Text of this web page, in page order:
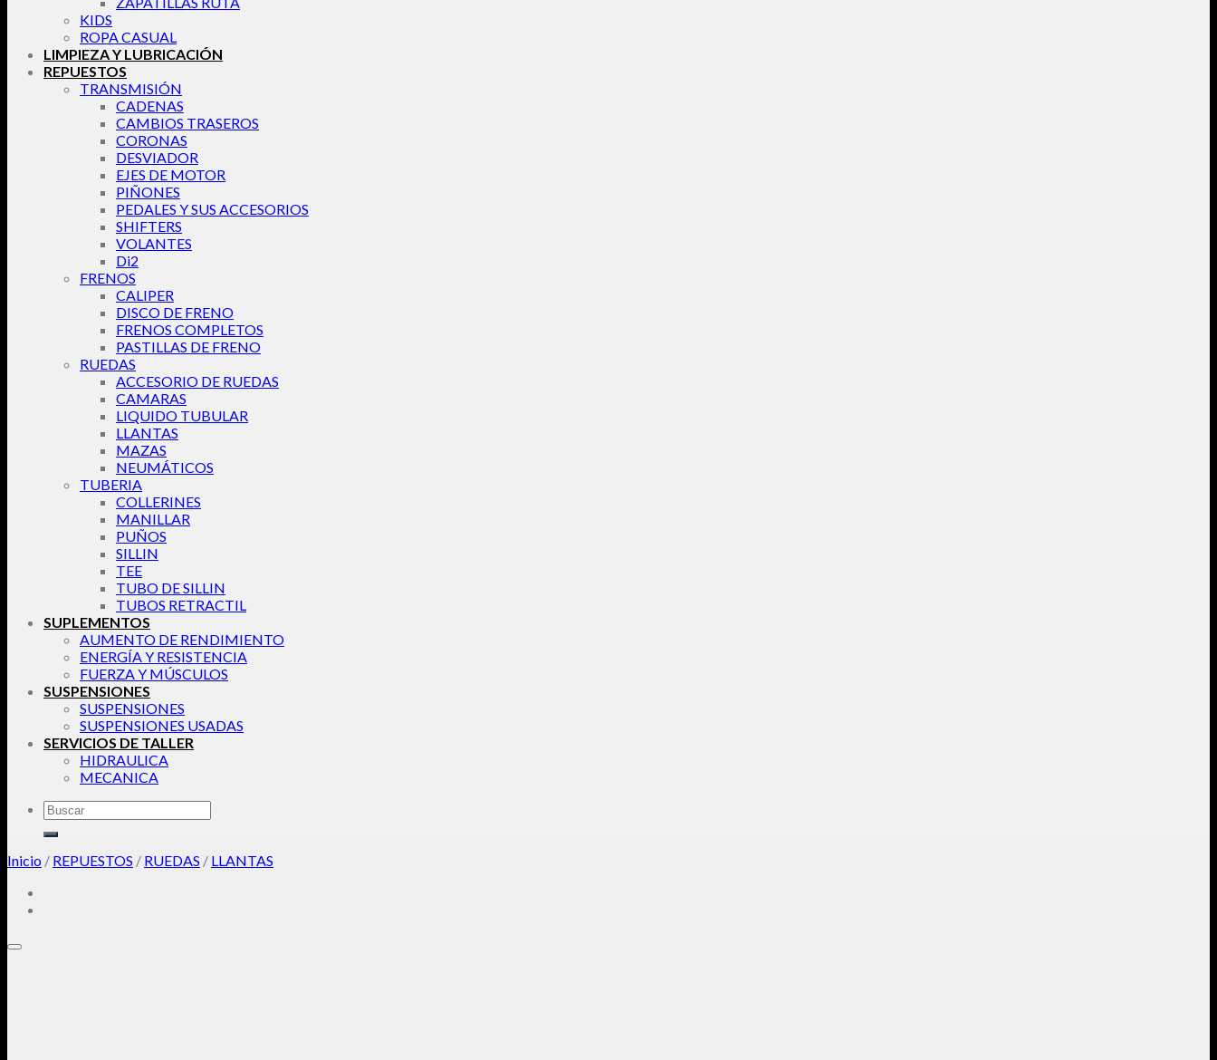
KIDS
ROPA CASUAL
LIMPIEZA Y LUBRICACIÓN
REPUESTOS
TRANSMISIÓN
CADENAS
CAMBIOS TRASEROS
CORONAS
DESVIADOR
EJES DE MOTOR
PIÑONES
PEDALES Y SUS ACCESORIOS
SHIFTERS
VOLANTES
Di2
FRENOS
CALIPER
DISCO DE FRENO
FRENOS COMPLETOS
PASTILLAS DE FRENO
RUEDAS
ACCESORIO DE RUEDAS
CAMARAS
LIQUIDO TUBULAR
LLANTAS
MAZAS
NEUMÁTICOS
TUBERIA
COLLERINES
MANILLAR
PUÑOS
SILLIN
TEE
TUBO DE SILLIN
TUBOS RETRACTIL
SUPLEMENTOS
AUMENTO DE RENDIMIENTO
ENERGÍA Y RESISTENCIA
FUERZA Y MÚSCULOS
SUSPENSIONES
SUSPENSIONES
SUSPENSIONES USADAS
SERVICIOS DE TALLER
HIDRAULICA
MECANICA
Buscar
por:
Inicio / REPUESTOS / RUEDAS / LLANTAS